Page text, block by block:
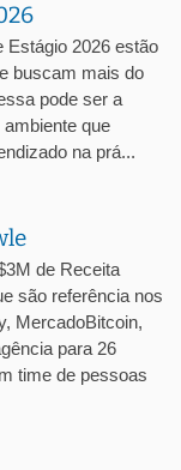
Estágio 2026 estão
buscam mais do
pode ser a
que
na prá...
de Receita
são referência nos
MercadoBitcoin,
para 26
time de pessoas